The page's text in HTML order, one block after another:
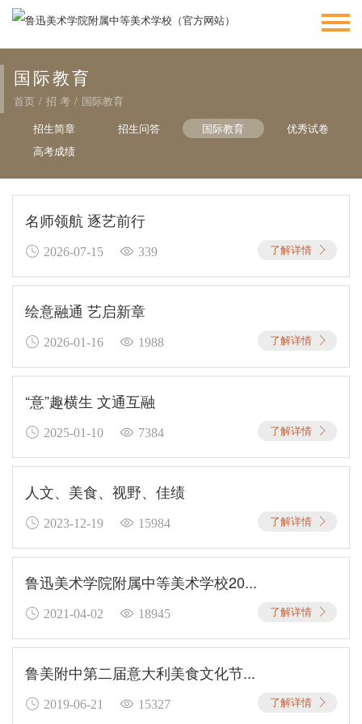
国际教育
首页 / 招 考 / 国际教育
招生简章
招生问答 国际教育
优秀试卷
高考成绩
名师领航 逐艺前行
2026-07-15 339 了解详情
绘意融通 艺启新章
2026-01-16 1988 了解详情
“意”趣横生 文通互融
2025-01-10 7384 了解详情
人文、美食、视野、佳绩
2023-12-19 15984 了解详情
鲁迅美术学院附属中等美术学校20...
2021-04-02 18945 了解详情
鲁美附中第二届意大利美食文化节...
2019-06-21 15327 了解详情